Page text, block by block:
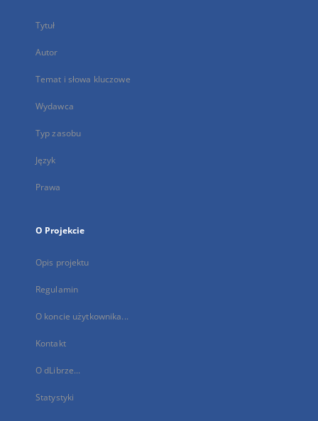
Tytuł
Autor
Temat i słowa kluczowe
Wydawca
Typ zasobu
Język
Prawa
O Projekcie
Opis projektu
Regulamin
O koncie użytkownika...
Kontakt
O dLibrze...
Statystyki